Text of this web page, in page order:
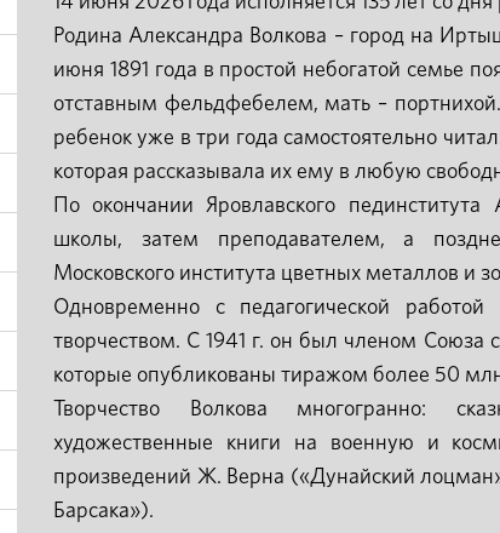
Родина Александра Волкова – город на
июня 1891 года в простой небогатой семье
отставным фельдфебелем, мать –
ребенок уже в три года самостоятельно
которая рассказывала их ему в любую
По окончании Яровлавского
школы, затем преподавателем, а
Московского института цветных металлов и
Одновременно с педагогической
творчеством. С 1941 г. он был членом Союза
которые опубликованы тиражом более 50
Творчество Волкова многогранно:
художественные книги на военную и
произведений Ж. Верна («Дунайский
Барсака»).